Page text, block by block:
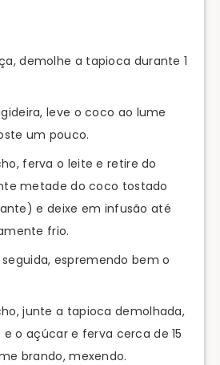
demolhe a tapioca durante 1
leve o coco ao lume
um pouco.
ferva o leite e retire do
metade do coco tostado
e deixe em infusão até
frio.
espremendo bem o
junte a tapioca demolhada,
o açúcar e ferva cerca de 15
brando, mexendo.